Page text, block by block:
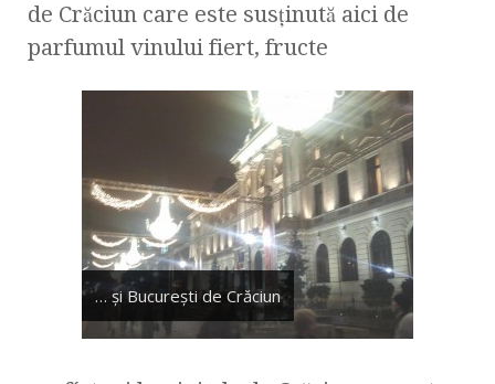
de Crăciun care este susţinută aici de
parfumul vinului fiert, fructe
… şi Bucureşti de Crăciun